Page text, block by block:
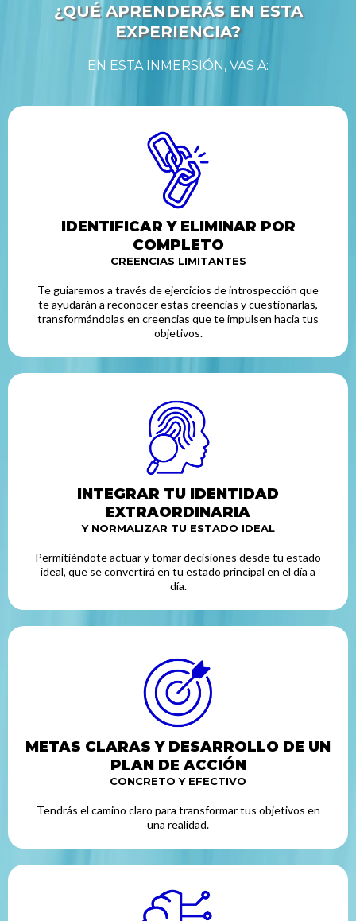
¿QUÉ APRENDERÁS EN ESTA
EXPERIENCIA?
EN ESTA INMERSIÓN, VAS A:
IDENTIFICAR Y ELIMINAR POR
COMPLETO
CREENCIAS LIMITANTES
Te guiaremos a través de ejercicios de introspección que
te ayudarán a reconocer estas creencias y cuestionarlas,
transformándolas en creencias que te impulsen hacia tus
objetivos.
INTEGRAR TU IDENTIDAD
EXTRAORDINARIA
Y NORMALIZAR TU ESTADO IDEAL
Permitiéndote actuar y tomar decisiones desde tu estado
ideal, que se convertirá en tu estado principal en el día a
día.
METAS CLARAS Y DESARROLLO DE UN
PLAN DE ACCIÓN
CONCRETO Y EFECTIVO
Tendrás el camino claro para transformar tus objetivos en
una realidad.